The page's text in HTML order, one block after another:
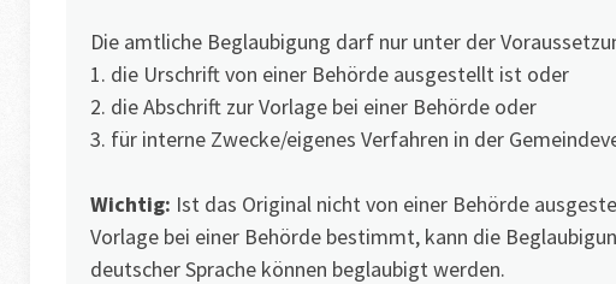
Die amtliche Beglaubigung darf nur unter der
1. die Urschrift von einer Behörde ausgestellt ist oder
2. die Abschrift zur Vorlage bei einer Behörde oder
3. für interne Zwecke/eigenes Verfahren in der
Wichtig: Ist das Original nicht von einer Behörde
Vorlage bei einer Behörde bestimmt, kann die
deutscher Sprache können beglaubigt werden.